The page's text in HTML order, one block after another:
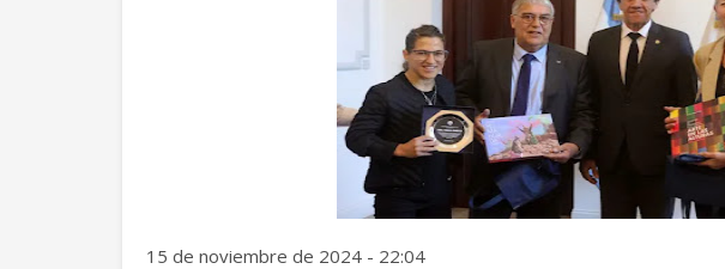
15 de noviembre de 2024 - 22:04